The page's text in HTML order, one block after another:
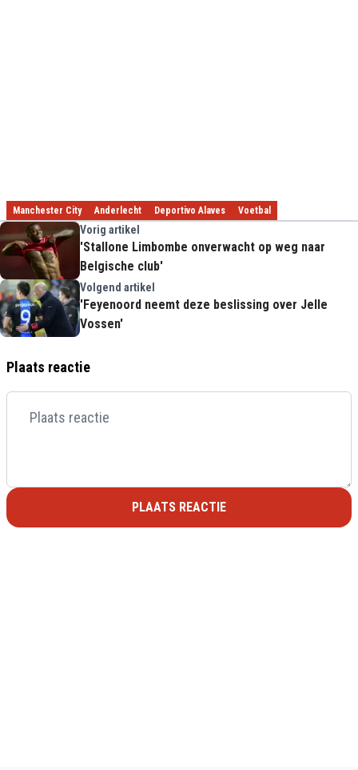
Manchester City Anderlecht Deportivo Alaves Voetbal
Vorig artikel
'Stallone Limbombe onverwacht op weg naar
Belgische club'
Volgend artikel
'Feyenoord neemt deze beslissing over Jelle
Vossen'
Plaats reactie
PLAATS REACTIE